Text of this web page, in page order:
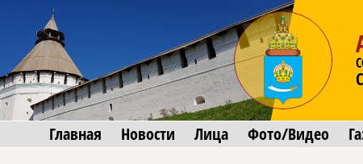
Главная Новости Лица Фото/Видео